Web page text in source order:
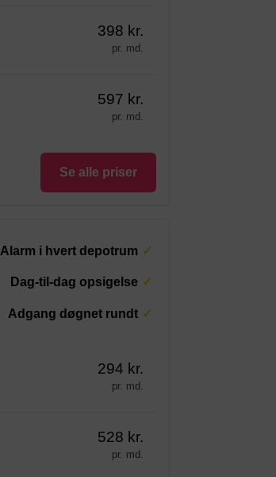
398 kr.
pr. md.
597 kr.
pr. md.
Se alle priser
Alarm i hvert depotrum
Dag-til-dag opsigelse
Adgang døgnet rundt
294 kr.
pr. md.
528 kr.
pr. md.